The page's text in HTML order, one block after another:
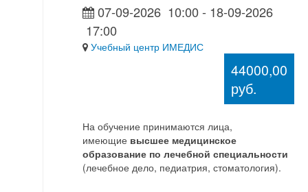
07-09-2026 10:00- 18-09-2026
17:00
Учебный центр ИМЕДИС
44000,00
руб.
На обучение принимаются лица,
имеющие высшее медицинское
образование по лечебной специальности
(лечебное дело, педиатрия, стоматология).